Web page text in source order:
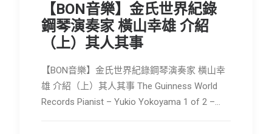
【BON音樂】金氏世界紀錄
鋼琴演奏家 橫山幸雄 介紹
（上）其人其事
【BON音樂】金氏世界紀錄鋼琴演奏家 橫山幸
雄 介紹（上）其人其事 The Guinness World
Records Pianist – Yukio Yokoyama 1 of 2 –…